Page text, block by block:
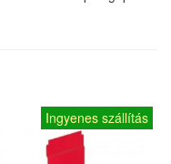
Ingyenes szállítás